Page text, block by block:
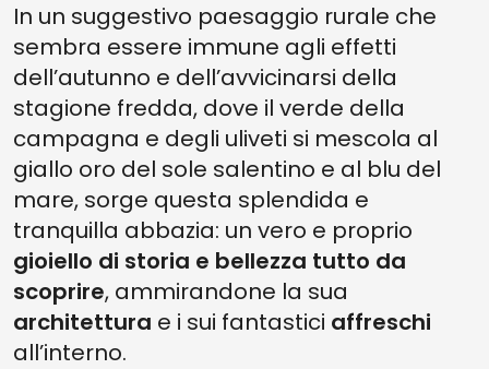
In un suggestivo paesaggio rurale che
sembra essere immune agli effetti
dell’autunno e dell’avvicinarsi della
stagione fredda, dove il verde della
campagna e degli uliveti si mescola al
giallo oro del sole salentino e al blu del
mare, sorge questa splendida e
tranquilla abbazia: un vero e proprio
gioiello di storia e bellezza tutto da
scoprire, ammirandone la sua
architettura e i sui fantastici affreschi
all’interno.